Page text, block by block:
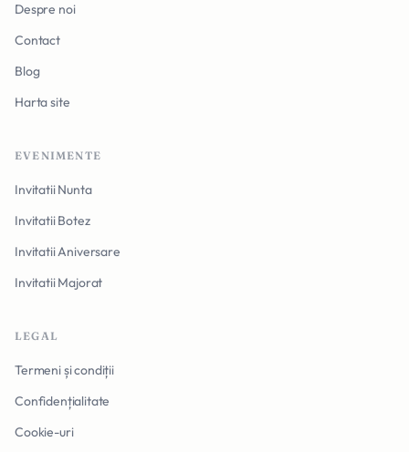
Despre noi
Contact
Blog
Harta site
EVENIMENTE
Invitatii Nunta
Invitatii Botez
Invitatii Aniversare
Invitatii Majorat
LEGAL
Termeni și condiții
Confidențialitate
Cookie-uri